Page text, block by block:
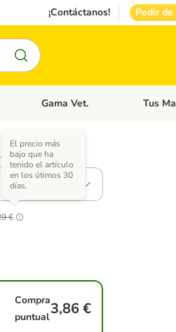
¡Contáctanos! Pedir
Accesorios Gatos
Menú de categoria abierto: Otros
Gama Vet. Menú
Tus
€
El precio más
bajo que ha
tenido el artículo
en los útimos 30
días.
Compra
puntual3,86 €